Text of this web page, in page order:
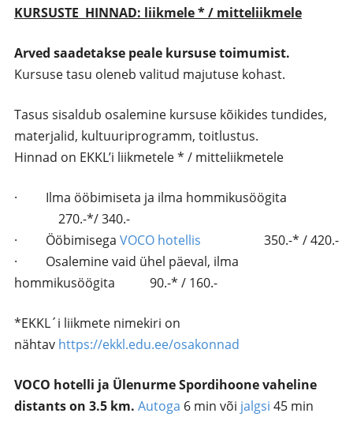
KURSUSTE HINNAD: liikmele * / mitteliikmele
Arved saadetakse peale kursuse toimumist.
Kursuse tasu oleneb valitud majutuse kohast.
Tasus sisaldub osalemine kursuse kõikides tundides,
materjalid, kultuuriprogramm, toitlustus.
Hinnad on EKKL’i liikmetele * / mitteliikmetele
· Ilma ööbimiseta ja ilma hommikusöögita
270.-*/ 340.-
· Ööbimisega VOCO hotellis 350.-* / 420.-
· Osalemine vaid ühel päeval, ilma
hommikusöögita 90.-* / 160.-
*EKKL´i liikmete nimekiri on
nähtav https://ekkl.edu.ee/osakonnad
VOCO hotelli ja Ülenurme Spordihoone vaheline
distants on 3.5 km. Autoga 6 min või jalgsi 45 min